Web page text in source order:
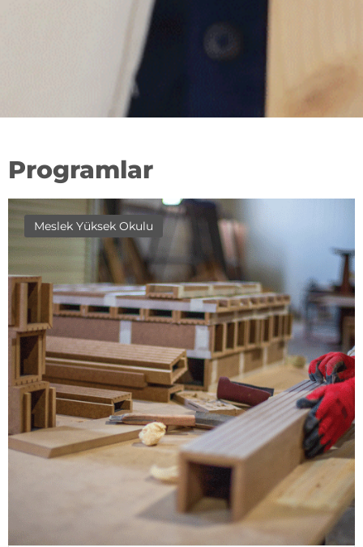
Programlar
Meslek Yüksek Okulu